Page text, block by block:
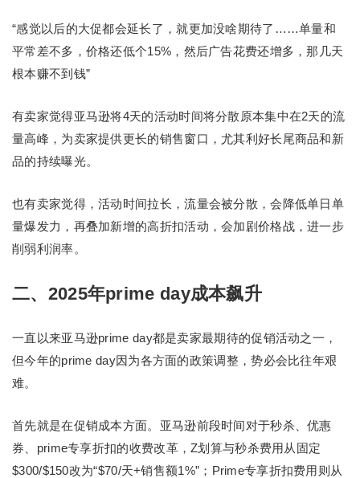
“感觉以后的大促都会延长了，就更加没啥期待了……单量和
平常差不多，价格还低个15%，然后广告花费还增多，那几天
根本赚不到钱”
有卖家觉得亚马逊将4天的活动时间将分散原本集中在2天的流
量高峰，为卖家提供更长的销售窗口，尤其利好长尾商品和新
品的持续曝光。
也有卖家觉得，活动时间拉长，流量会被分散，会降低单日单
量爆发力，再叠加新增的高折扣活动，会加剧价格战，进一步
削弱利润率。
二、2025年prime day成本飙升
一直以来亚马逊prime day都是卖家最期待的促销活动之一，
但今年的prime day因为各方面的政策调整，势必会比往年艰
难。
首先就是在促销成本方面。亚马逊前段时间对于秒杀、优惠
券、prime专享折扣的收费改革，Z划算与秒杀费用从固定
$300/$150改为“$70/天+销售额1%”；Prime专享折扣费用则从